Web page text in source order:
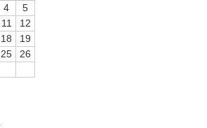
4
5
11
12
18
19
25
26